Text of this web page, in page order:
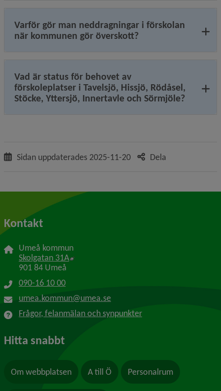
Varför gör man neddragningar i förskolan
när kommunen gör överskott?
Vad är status för behovet av
förskoleplatser i Tavelsjö, Hissjö, Rödåsel,
Stöcke, Yttersjö, Innertavle och Sörmjöle?
Sidan uppdaterades 2025-11-20 Dela
Kontakt
Umeå kommun
Skolgatan 31A Länk till annan webbplats, öppnas i nytt
901 84 Umeå
090-16 10 00
umea.kommun@umea.se
Frågor, felanmälan och synpunkter
Hitta snabbt
Om webbplatsen A till Ö Personalrum